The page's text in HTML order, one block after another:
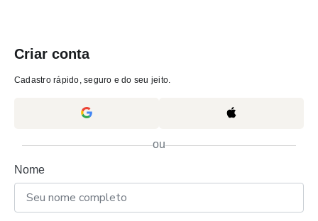
Criar conta
Cadastro rápido, seguro e do seu jeito.
ou
Nome